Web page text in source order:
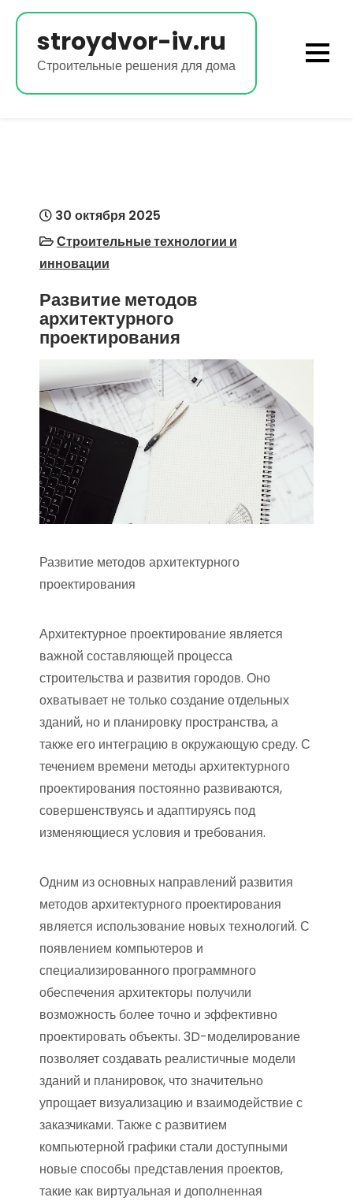
Перейти
содержимому
stroydvor-iv.ru
Строительные решения для дома
30 октября 2025
Строительные технологии и
инновации
Развитие методов
архитектурного
проектирования
Развитие методов архитектурного
проектирования
Архитектурное проектирование является
важной составляющей процесса
строительства и развития городов. Оно
охватывает не только создание отдельных
зданий, но и планировку пространства, а
также его интеграцию в окружающую среду. С
течением времени методы архитектурного
проектирования постоянно развиваются,
совершенствуясь и адаптируясь под
изменяющиеся условия и требования.
Одним из основных направлений развития
методов архитектурного проектирования
является использование новых технологий. С
появлением компьютеров и
специализированного программного
обеспечения архитекторы получили
возможность более точно и эффективно
проектировать объекты. 3D-моделирование
позволяет создавать реалистичные модели
зданий и планировок, что значительно
упрощает визуализацию и взаимодействие с
заказчиками. Также с развитием
компьютерной графики стали доступными
новые способы представления проектов,
такие как виртуальная и дополненная